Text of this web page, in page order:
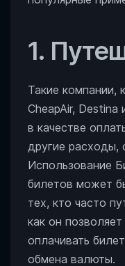
1.
Такие компании,
CheapAir, Destina
в качестве
другие расходы,
Использование
билетов может
тех, кто часто
как он
оплачивать
обмена валюты.